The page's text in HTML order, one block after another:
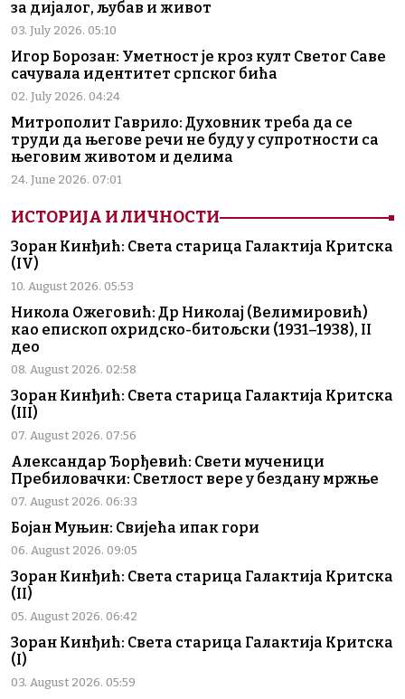
за дијалог, љубав и живот
03. July 2026. 05:10
Игор Борозан: Уметност је кроз култ Светог Саве
сачувала идентитет српског бића
02. July 2026. 04:24
Митрополит Гаврило: Духовник треба да се
труди да његове речи не буду у супротности са
његовим животом и делима
24. June 2026. 07:01
ИСТОРИЈА И ЛИЧНОСТИ
Зоран Кинђић: Света старица Галактија Критска
(IV)
10. August 2026. 05:53
Никола Ожеговић: Др Николај (Велимировић)
као епископ охридско-битољски (1931–1938), II
део
08. August 2026. 02:58
Зоран Кинђић: Света старица Галактија Критска
(III)
07. August 2026. 07:56
Александар Ђорђевић: Свети мученици
Пребиловачки: Светлост вере у бездану мржње
07. August 2026. 06:33
Бојан Муњин: Свијећа ипак гори
06. August 2026. 09:05
Зоран Кинђић: Света старица Галактија Критска
(II)
05. August 2026. 06:42
Зоран Кинђић: Света старица Галактија Критска
(I)
03. August 2026. 05:59